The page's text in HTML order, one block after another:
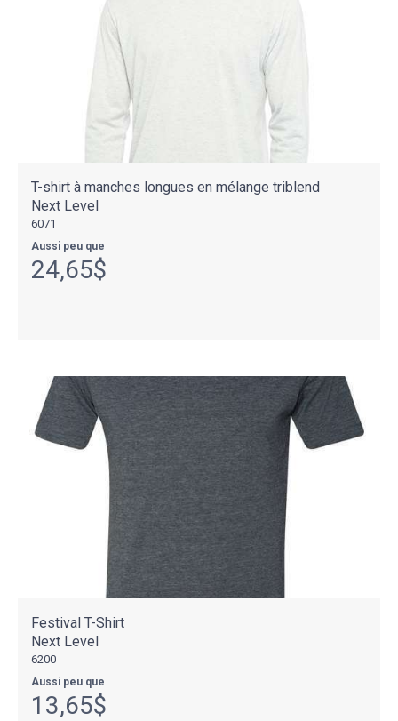
T-shirt à manches longues en mélange triblend
Next Level
6071
Aussi peu que
24,65$
Festival T-Shirt
Next Level
6200
Aussi peu que
13,65$